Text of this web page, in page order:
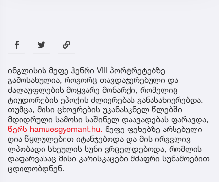
ინგლისის მეფე ჰენრი VIII პორტრეტებზე
გამოსახულია, როგორც თავდაჯერებული და
ძალაუფლების მოყვარე მონარქი, რომელიც
ტიუდორების ეპოქის ძლიერებას განასახიერებდა.
თუმცა, მისი ცხოვრების უკანასკნელ წლებში
მდიდრული სამოსი საშინელ დაავადებას ფარავდა,
წერს hamuesgyemant.hu. მეფე ფეხებზე არსებული
ღია წყლულებით იტანჯებოდა და მის ირგვლივ
ლპობადი სხეულის სუნი ვრცელდებოდა, რომლის
დაფარვასაც მისი კარისკაცები მძაფრი სუნამოებით
ცდილობდნენ.